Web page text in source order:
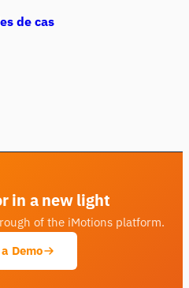
de cas
in a new light
of the iMotions platform.
Demo